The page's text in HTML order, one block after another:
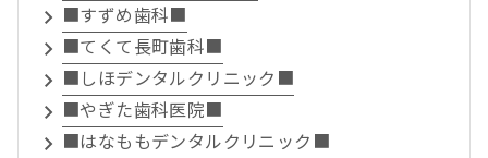
■すずめ歯科■
■てくて長町歯科■
■しほデンタルクリニック■
■やぎた歯科医院■
■はなももデンタルクリニック■